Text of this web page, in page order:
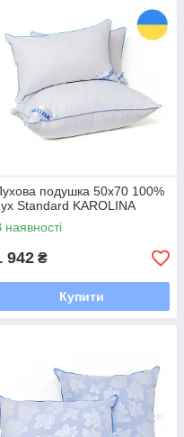
подушка 50x70 100%
Standard KAROLINA
наявності
942 ₴
Купити